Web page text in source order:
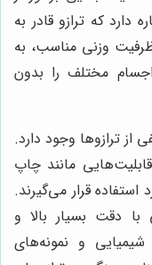
که ترازو قادر به
وزنی مناسب، به
مختلف را بدون
از ترازوها وجود دارد.
مانند چاپ
قرار می‌گیرند.
با دقت بسیار بالا و
شیمیایی و نمونه‌های